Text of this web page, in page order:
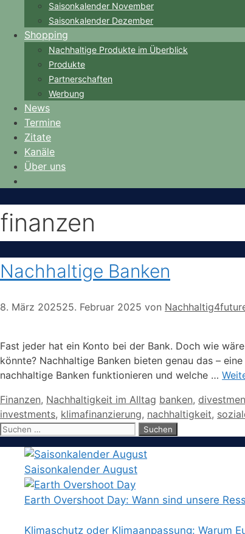
Saisonkalender November
Saisonkalender Dezember
Shopping
Nachhaltige Produkte im Überblick
Produkte
Partnerschaften
Werbung
News
Termine
Zitate
Kanäle
Über uns
finanzen
Nachhaltige Banken
8. März 202525. Februar 2025 von
Fast jeder hat ein Konto bei der Bank. Doch wie
könnte? Nachhaltige Banken bieten genau das –
nachhaltige Banken funktionieren und welche …
Kategorien
Finanzen, Nachhaltigkeit im Alltag Schlagwörter
banken,
investments, klimafinanzierung, nachhaltigkeit,
Suchen
Saisonkalender August
Earth Overshoot Day: Wann sind unsere
Klimaschutz oder Klimaanpassung: Warum